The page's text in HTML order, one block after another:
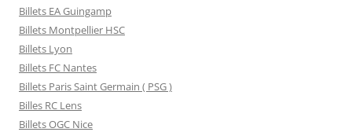
Billets EA Guingamp
Billets Montpellier HSC
Billets Lyon
Billets FC Nantes
Billets Paris Saint Germain ( PSG )
Billes RC Lens
Billets OGC Nice